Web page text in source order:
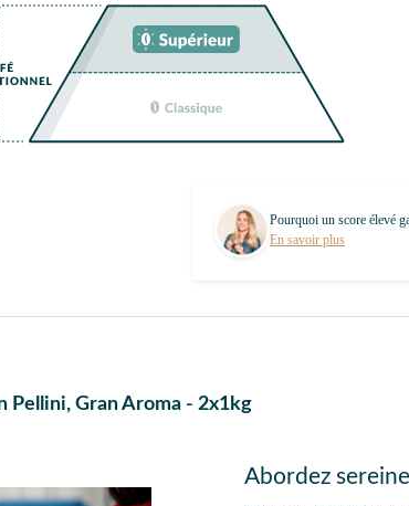
Pourquoi un score élevé
En savoir plus
Pellini, Gran Aroma - 2x1kg
Abordez